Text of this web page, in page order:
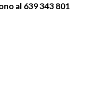
al 639 343 801